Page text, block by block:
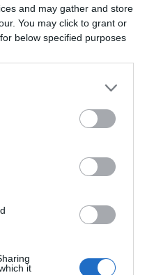
and may gather and store
You may click to grant or
below specified purposes
it
Országos hírek